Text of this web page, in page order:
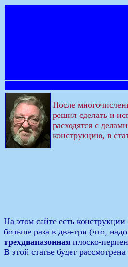
После
решил сделать и
расходятся с
конструкцию, в
На этом сайте есть
больше раза в два-три (что,
трехдиапазонная плоско-
В этой статье будет